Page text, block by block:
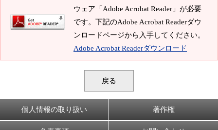
ウェア「Adobe Acrobat Reader」が必要
です。下記のAdobe Acrobat Readerダウ
ンロードページから入手してください。
Adobe Acrobat Readerダウンロード
戻る
個人情報の取り扱い 著作権